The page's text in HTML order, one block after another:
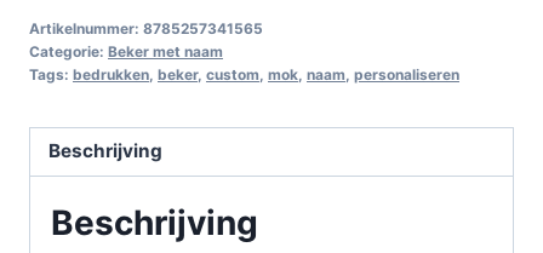
Artikelnummer: 8785257341565
Categorie: Beker met naam
Tags: bedrukken beker, custom mok naam personaliseren
Beschrijving
Beschrijving